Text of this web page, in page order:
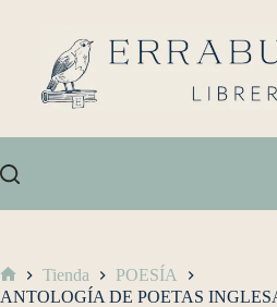
Tienda
POESÍA
ANTOLOGÍA DE POETAS